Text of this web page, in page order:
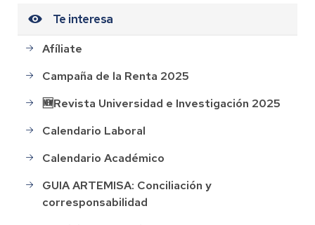
Te interesa
Afíliate
Campaña de la Renta 2025
🆕Revista Universidad e Investigación 2025
Calendario Laboral
Calendario Académico
GUIA ARTEMISA: Conciliación y
corresponsabilidad